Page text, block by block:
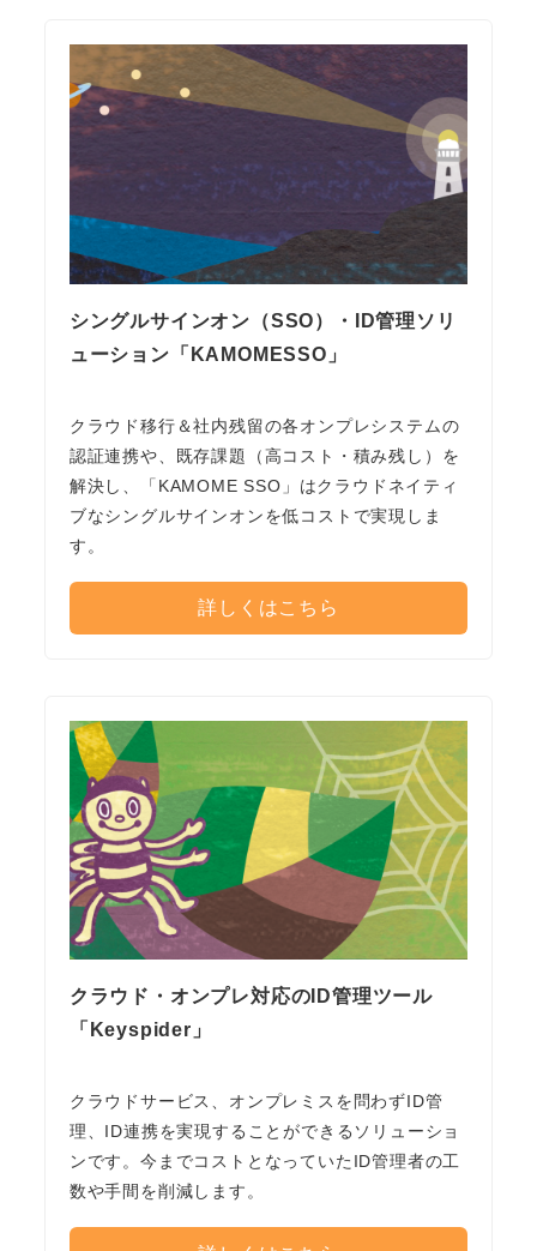
シングルサインオン（SSO）・ID管理ソリ
ューション「KAMOMESSO」
クラウド移行＆社内残留の各オンプレシステムの
認証連携や、既存課題（高コスト・積み残し）を
解決し、「KAMOME SSO」はクラウドネイティ
ブなシングルサインオンを低コストで実現しま
す。
詳しくはこちら
クラウド・オンプレ対応のID管理ツール
「Keyspider」
クラウドサービス、オンプレミスを問わずID管
理、ID連携を実現することができるソリューショ
ンです。今までコストとなっていたID管理者の工
数や手間を削減します。